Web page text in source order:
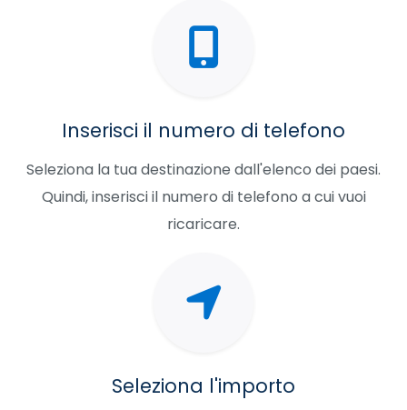
Inserisci il numero di telefono
Seleziona la tua destinazione dall'elenco dei paesi.
Quindi, inserisci il numero di telefono a cui vuoi
ricaricare.
Seleziona l'importo